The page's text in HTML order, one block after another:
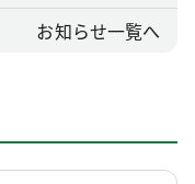
お知らせ一覧へ